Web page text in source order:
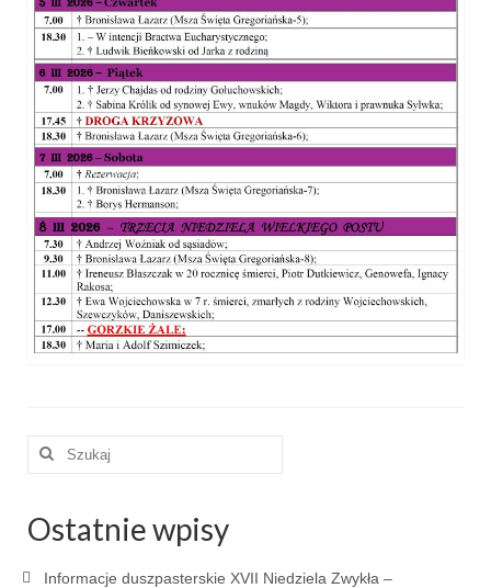
Katecheza parafialna
Niezbędnik Katolika
Kaplica Adoracji
Pracownicy
e-Katolik
Nabożeństwa
Nabożeństwa różne
Pogrzeb katolicki
Sakrament chrztu
Sakrament bierzmowania
Sakrament pojednania
Szuklaj
Ostatnie wpisy
Informacje duszpasterskie XVII Niedziela Zwykła –